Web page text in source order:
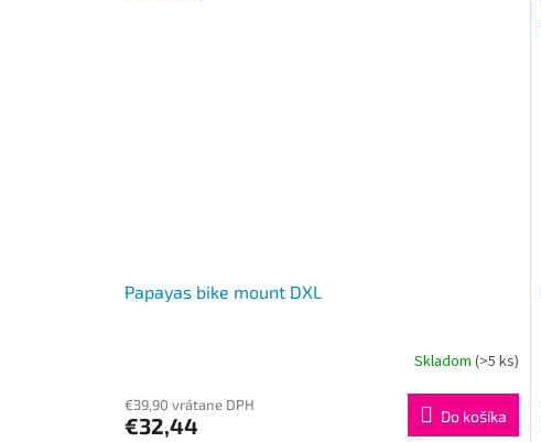
Papayas bike mount DXL
Skladom(>5 ks)
€39,90 vrátane DPH
€32,44 Do košíka